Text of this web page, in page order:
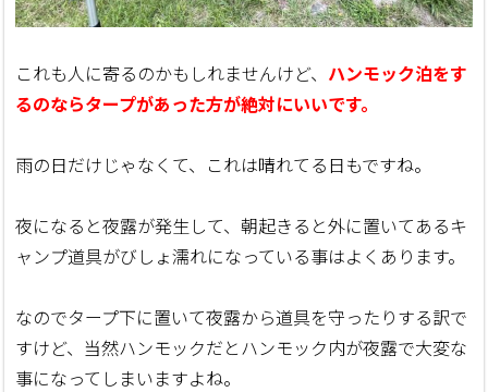
これも人に寄るのかもしれませんけど、 ハンモック泊をす
るのならタープがあった方が絶対にいいです。
雨の日だけじゃなくて、これは晴れてる日もですね。
夜になると夜露が発生して、朝起きると外に置いてあるキ
ャンプ道具がびしょ濡れになっている事はよくあります。
なのでタープ下に置いて夜露から道具を守ったりする訳で
すけど、当然ハンモックだとハンモック内が夜露で大変な
事になってしまいますよね。